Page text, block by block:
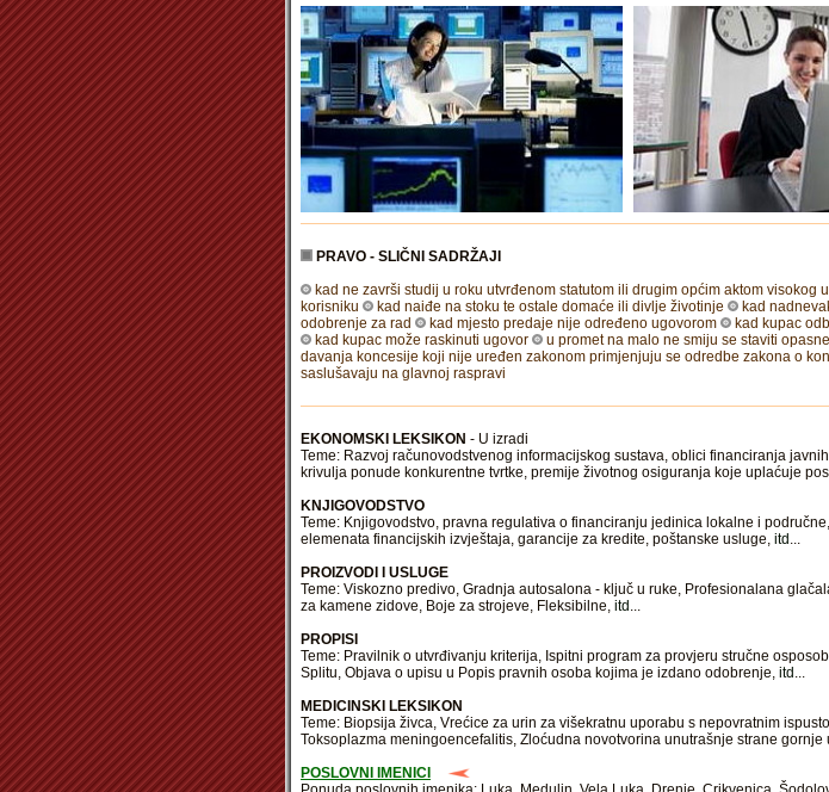
PRAVO - SLIČNI SADRŽAJI
kad ne završi studij u roku utvrđenom statutom ili drugim općim aktom visokog
korisniku
kad naiđe na stoku te ostale domaće ili divlje životinje kad
odobrenje za rad
kad mjesto predaje nije određeno ugovorom kad kupac
kad kupac može raskinuti ugovor
u promet na malo ne smiju se staviti
davanja koncesije koji nije uređen zakonom primjenjuju se odredbe zakona o
saslušavaju na glavnoj raspravi
EKONOMSKI LEKSIKON - U izradi
Teme: Razvoj računovodstvenog informacijskog sustava, oblici financiranja
krivulja ponude konkurentne tvrtke, premije životnog osiguranja koje uplaćuje
KNJIGOVODSTVO
Teme: Knjigovodstvo, pravna regulativa o financiranju jedinica lokalne i
elemenata financijskih izvještaja, garancije za kredite, poštanske usluge, itd ...
PROIZVODI I USLUGE
Teme: Viskozno predivo, Gradnja autosalona - ključ u ruke, Profesionalana
za kamene zidove, Boje za strojeve, Fleksibilne, itd ...
PROPISI
Teme: Pravilnik o utvrđivanju kriterija, Ispitni program za provjeru stručne
Splitu, Objava o upisu u Popis pravnih osoba kojima je izdano odobrenje, itd ...
MEDICINSKI LEKSIKON
Teme: Biopsija živca, Vrećice za urin za višekratnu uporabu s nepovratnim
Toksoplazma meningoencefalitis, Zloćudna novotvorina unutrašnje strane gornje
POSLOVNI IMENICI